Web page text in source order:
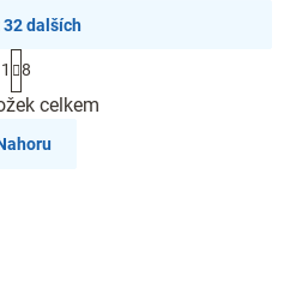
O
v
l
dalších
S
t
r
á
n
1 8
celkem